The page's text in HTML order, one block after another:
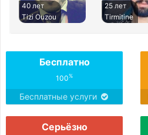
40 лет
Tizi Ouzou
25 лет
Tirmitine
Бесплатно
100%
Бесплатные услуги
Серьёзно